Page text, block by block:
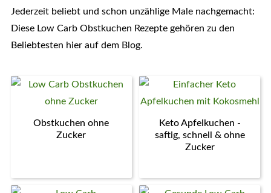
Jederzeit beliebt und schon unzählige Male nachgemacht:
Diese Low Carb Obstkuchen Rezepte gehören zu den
Beliebtesten hier auf dem Blog.
Obstkuchen ohne
Zucker
Keto Apfelkuchen -
saftig, schnell & ohne
Zucker